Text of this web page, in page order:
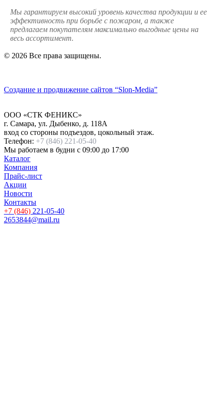
Мы гарантируем высокий уровень качества продукции и ее
эффективность при борьбе с пожаром, а также
предлагаем покупателям максимально выгодные цены на
весь ассортимент.
© 2026 Все права защищены.
Создание и продвижение сайтов “Slon-Media”
ООО «СТК ФЕНИКС»
г. Самара, ул. Дыбенко, д. 118А
вход со стороны подъездов, цокольный этаж.
Телефон: +7 (846) 221-05-40
Мы работаем в будни с 09:00 до 17:00
Каталог
Компания
Прайс-лист
Акции
Новости
Контакты
+7 (846) 221-05-40
2653844@mail.ru